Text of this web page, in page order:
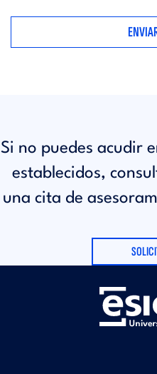
Si no puedes acudir
establecidos,
una cita de